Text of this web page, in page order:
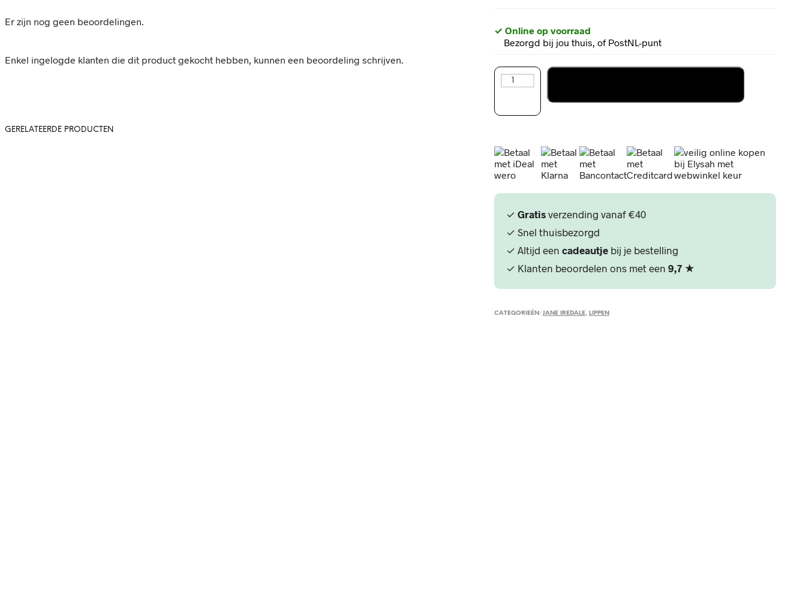
✓ Online op voorraad
Bezorgd bij jou thuis, of PostNL-punt
Beyond
Matte™
Fixation
-
Muse
aantal
✓ Gratisverzending vanaf €40
✓ Snel thuisbezorgd
✓ Altijd een cadeautjebij je bestelling
✓ Klanten beoordelen ons met een 9,7 ★
CATEGORIEËN: JANE IREDALE, LIPPEN
Er zijn nog geen beoordelingen.
Enkel ingelogde klanten die dit product gekocht hebben, kunnen een beoordeling schrijven.
GERELATEERDE PRODUCTEN
In winkelwagen